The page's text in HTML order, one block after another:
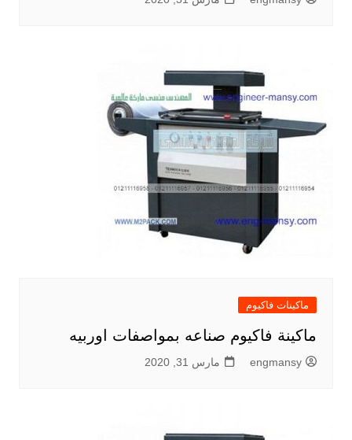
ماكينات فاكيوم
ماكينة فاكيوم صناعه بمواصفات اوربيه
engmansy مارس 31, 2020